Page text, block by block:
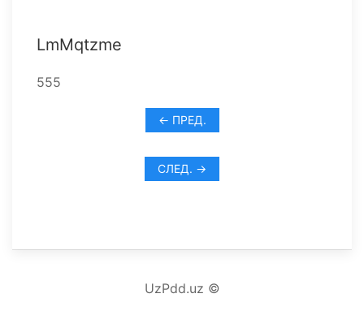
LmMqtzme
555
← ПРЕД.
СЛЕД. →
UzPdd.uz ©